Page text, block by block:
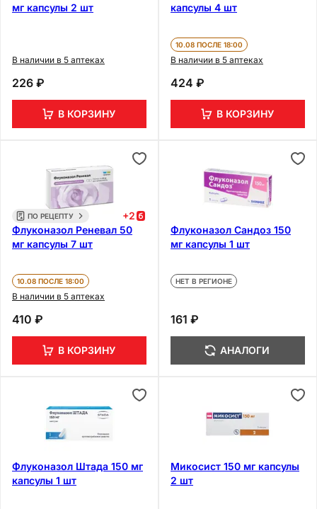
мг капсулы 2 шт
В наличии в 5 аптеках
226 ₽
В КОРЗИНУ
капсулы 4 шт
10.08 ПОСЛЕ 18:00
В наличии в 5 аптеках
424 ₽
В КОРЗИНУ
ПО РЕЦЕПТУ +2
Флуконазол Реневал 50
мг капсулы 7 шт
10.08 ПОСЛЕ 18:00
В наличии в 5 аптеках
410 ₽
В КОРЗИНУ
Флуконазол Сандоз 150
мг капсулы 1 шт
НЕТ В РЕГИОНЕ
161 ₽
АНАЛОГИ
Флуконазол Штада 150 мг
капсулы 1 шт
Микосист 150 мг капсулы
2 шт